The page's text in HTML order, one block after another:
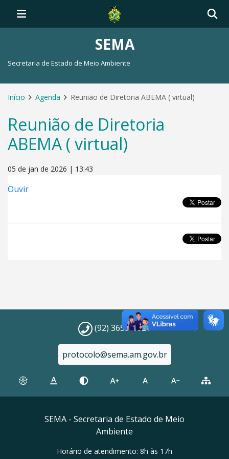
SEMA
Secretaria de Estado de Meio Ambiente
Início Agenda Reunião de Diretoria ABEMA ( virtual)
Reunião de Diretoria
ABEMA ( virtual)
05 de jan de 2026 | 13:43
Ouvir
(92) 3659-1821
protocolo@sema.am.gov.br
SEMA - Secretaria de Estado de Meio
Ambiente
Horário de atendimento: 8h às 17h